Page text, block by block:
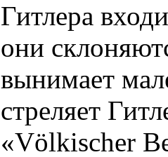
Гитлера
они
вынимает
стреляет
«Völkischer